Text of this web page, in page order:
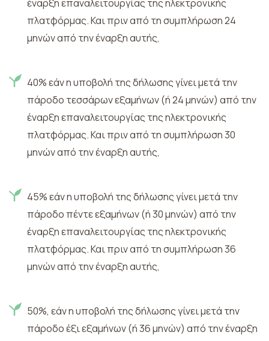
έναρξη επαναλειτουργίας της ηλεκτρονικής
πλατφόρμας. Και πριν από τη συμπλήρωση 24
μηνών από την έναρξη αυτής,
40% εάν η υποβολή της δήλωσης γίνει μετά την
πάροδο τεσσάρων εξαμήνων (ή 24 μηνών) από την
έναρξη επαναλειτουργίας της ηλεκτρονικής
πλατφόρμας. Και πριν από τη συμπλήρωση 30
μηνών από την έναρξη αυτής,
45% εάν η υποβολή της δήλωσης γίνει μετά την
πάροδο πέντε εξαμήνων (ή 30 μηνών) από την
έναρξη επαναλειτουργίας της ηλεκτρονικής
πλατφόρμας. Και πριν από τη συμπλήρωση 36
μηνών από την έναρξη αυτής,
50%, εάν η υποβολή της δήλωσης γίνει μετά την
πάροδο έξι εξαμήνων (ή 36 μηνών) από την έναρξη